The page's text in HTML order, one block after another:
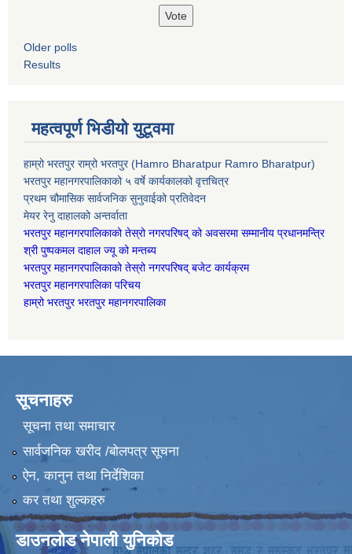
Older polls
Results
महत्वपूर्ण भिडीयो युटूवमा
हाम्रो भरतपुर राम्रो भरतपुर (Hamro Bharatpur Ramro Bharatpur)
भरतपुर महानगरपालिकाको ५ वर्षे कार्यकालको वृत्तचित्र
प्रथम चौमासिक सार्वजनिक सुनुवाईको प्रतिवेदन
मेयर रेनु दाहालको अन्तर्वाता
भरतपुर महानगरपालिकाको तेस्रो नगरपरिषद् को अवसरमा सम्मानीय प्रधानमन्त्रि
श्री पुष्पकमल दाहाल ज्यू को मन्तब्य
भरतपुर महानगरपालिकाको तेस्रो नगरपरिषद् बजेट कार्यक्रम
भरतपुर महानगरपालिका परिचय
हाम्रो भरतपुर भरतपुर महानगरपालिका
सूचनाहरु
सूचना तथा समाचार
सार्वजनिक खरीद /बोलपत्र सूचना
ऐन, कानुन तथा निर्देशिका
कर तथा शुल्कहरु
डाउनलोड नेपाली युनिकोड